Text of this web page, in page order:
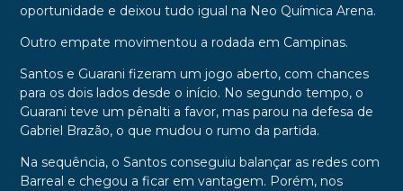
oportunidade e deixou tudo igual na Neo Química Arena.
Outro empate movimentou a rodada em Campinas.
Santos e Guarani fizeram um jogo aberto, com chances
para os dois lados desde o início. No segundo tempo, o
Guarani teve um pênalti a favor, mas parou na defesa de
Gabriel Brazão, o que mudou o rumo da partida.
Na sequência, o Santos conseguiu balançar as redes com
Barreal e chegou a ficar em vantagem. Porém, nos